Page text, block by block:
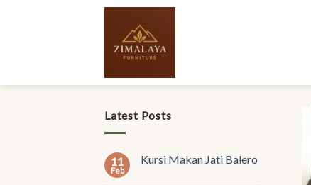
Latest Posts
11
Feb
Kursi Makan Jati Balero